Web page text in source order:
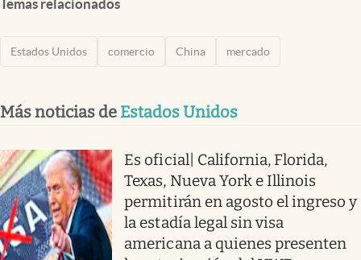
Temas relacionados
Estados Unidos comercio China mercado
Más noticias de Estados Unidos
Es oficial| California, Florida,
Texas, Nueva York e Illinois
permitirán en agosto el ingreso y
la estadía legal sin visa
americana a quienes presenten